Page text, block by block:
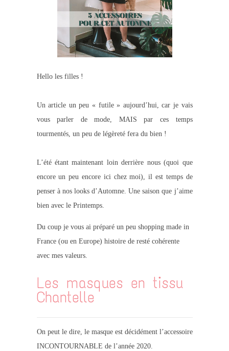
Hello les filles !
Un article un peu « futile » aujourd’hui, car je vais
vous parler de mode, MAIS par ces temps
tourmentés, un peu de légèreté fera du bien !
L’été étant maintenant loin derrière nous (quoi que
encore un peu encore ici chez moi), il est temps de
penser à nos looks d’Automne. Une saison que j’aime
bien avec le Printemps.
Du coup je vous ai préparé un peu shopping made in
France (ou en Europe) histoire de resté cohérente
avec mes valeurs.
Les masques en tissu
Chantelle
On peut le dire, le masque est décidément l’accessoire
INCONTOURNABLE de l’année 2020.